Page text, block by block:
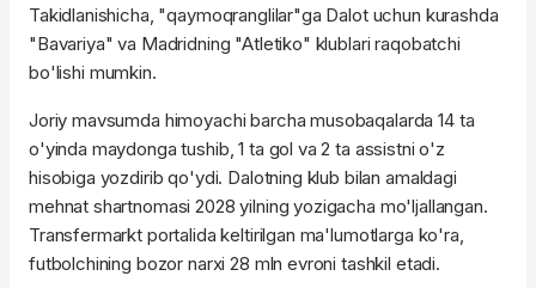
Takidlanishicha, "qaymoqranglilar"ga Dalot uchun kurashda
"Bavariya" va Madridning "Atletiko" klublari raqobatchi
bo'lishi mumkin.
Joriy mavsumda himoyachi barcha musobaqalarda 14 ta
o'yinda maydonga tushib, 1 ta gol va 2 ta assistni o'z
hisobiga yozdirib qo'ydi. Dalotning klub bilan amaldagi
mehnat shartnomasi 2028 yilning yozigacha mo'ljallangan.
Transfermarkt portalida keltirilgan ma'lumotlarga ko'ra,
futbolchining bozor narxi 28 mln evroni tashkil etadi.